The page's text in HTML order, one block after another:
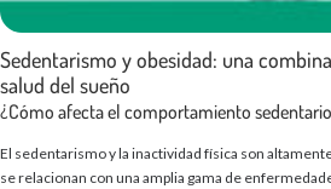
Sedentarismo y obesidad: una
salud del sueño
¿Cómo afecta el comportamiento
El sedentarismo y la inactividad física son
se relacionan con una amplia gama de